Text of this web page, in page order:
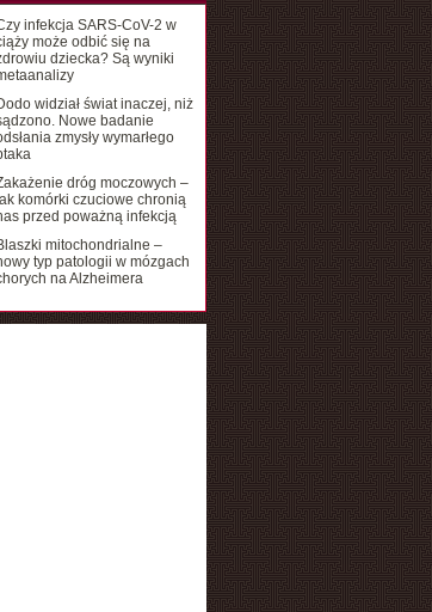
infekcja SARS-CoV-2 w
może odbić się na
dziecka? Są wyniki
widział świat inaczej, niż
Nowe badanie
zmysły wymarłego
dróg moczowych –
komórki czuciowe chronią
przed poważną infekcją
mitochondrialne –
typ patologii w mózgach
na Alzheimera